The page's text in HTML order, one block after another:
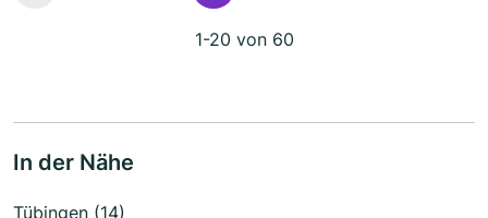
1-20 von 60
In der Nähe
Tübingen (14)